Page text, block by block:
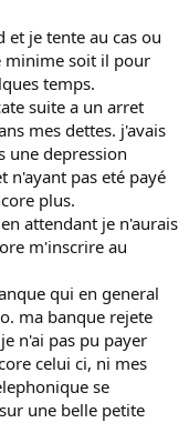
et je tente au cas ou
minime soit il pour
temps.
suite a un arret
mes dettes. j'avais
une depression
n'ayant pas eté payé
plus.
attendant je n'aurais
m'inscrire au
qui en general
ma banque rejete
n'ai pas pu payer
celui ci, ni mes
se
une belle petite